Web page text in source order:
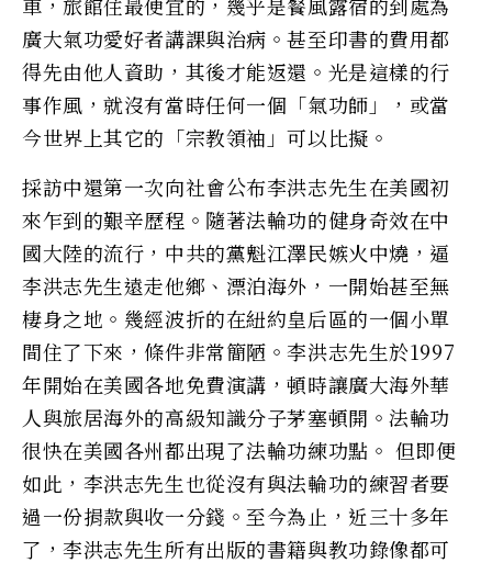
廣大氣功愛好者講課與治病。甚至印書的費用都
得先由他人資助，其後才能返還。光是這樣的行
事作風，就沒有當時任何一個「氣功師」，或當
今世界上其它的「宗教領袖」可以比擬。
採訪中還第一次向社會公布李洪志先生在美國初
來乍到的艱辛歷程。隨著法輪功的健身奇效在中
國大陸的流行，中共的黨魁江澤民嫉火中燒，逼
李洪志先生遠走他鄉、漂泊海外，一開始甚至無
棲身之地。幾經波折的在紐約皇后區的一個小單
間住了下來，條件非常簡陋。李洪志先生於1997
年開始在美國各地免費演講，頓時讓廣大海外華
人與旅居海外的高級知識分子茅塞頓開。法輪功
很快在美國各州都出現了法輪功練功點。 但即便
如此，李洪志先生也從沒有與法輪功的練習者要
過一份捐款與收一分錢。至今為止，近三十多年
了，李洪志先生所有出版的書籍與教功錄像都可